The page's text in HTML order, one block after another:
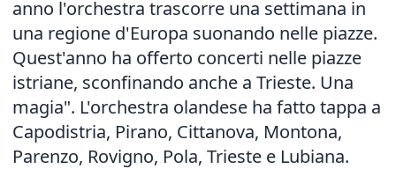
anno l'orchestra trascorre una settimana in
una regione d'Europa suonando nelle piazze.
Quest'anno ha offerto concerti nelle piazze
istriane, sconfinando anche a Trieste. Una
magia". L'orchestra olandese ha fatto tappa a
Capodistria, Pirano, Cittanova, Montona,
Parenzo, Rovigno, Pola, Trieste e Lubiana.